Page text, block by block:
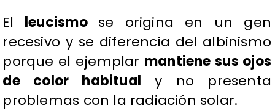
El leucismo se origina en un gen
recesivo y se diferencia del albinismo
porque el ejemplar mantiene sus ojos
de color habitual y no presenta
problemas con la radiación solar.